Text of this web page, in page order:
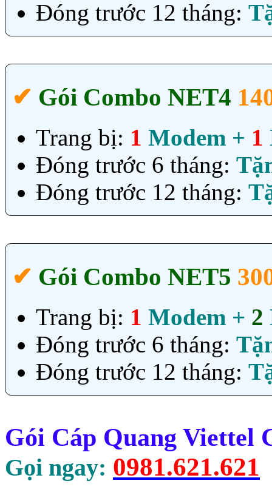
Đóng trước 12 tháng:
✔‎ Gói Combo NET4
Trang bị: 1 Modem + 1
Đóng trước 6 tháng:
Đóng trước 12 tháng:
✔‎ Gói Combo NET5
Trang bị: 1 Modem + 2
Đóng trước 6 tháng:
Đóng trước 12 tháng:
Gói Cáp Quang Viettel
Gọi ngay: 0981.621.621